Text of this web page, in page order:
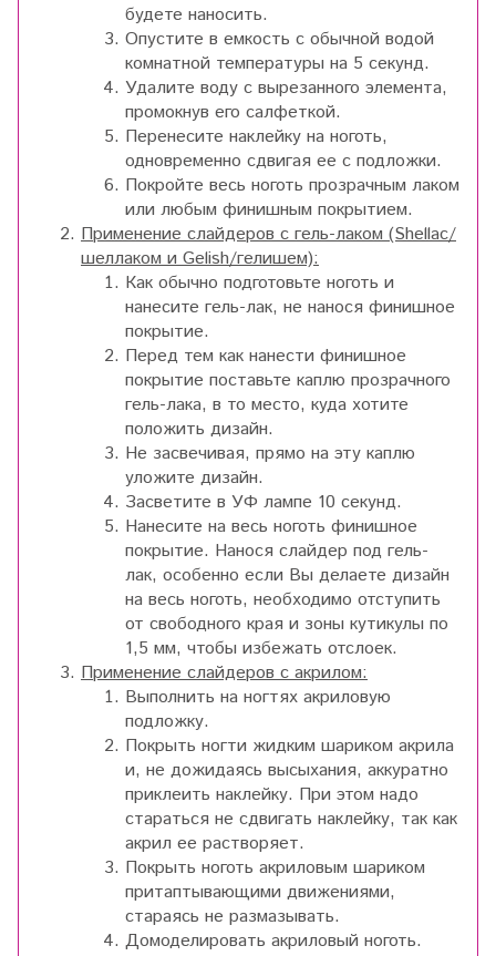
будете наносить.
Опустите в емкость с обычной водой
комнатной температуры на 5 секунд.
Удалите воду с вырезанного элемента,
промокнув его салфеткой.
Перенесите наклейку на ноготь,
одновременно сдвигая ее с подложки.
Покройте весь ноготь прозрачным лаком
или любым финишным покрытием.
Применение слайдеров с гель-лаком (Shellac/
шеллаком и Gelish/гелишем):
Как обычно подготовьте ноготь и
нанесите гель-лак, не нанося финишное
покрытие.
Перед тем как нанести финишное
покрытие поставьте каплю прозрачного
гель-лака, в то место, куда хотите
положить дизайн.
Не засвечивая, прямо на эту каплю
уложите дизайн.
Засветите в УФ лампе 10 секунд.
Нанесите на весь ноготь финишное
покрытие. Нанося слайдер под гель-
лак, особенно если Вы делаете дизайн
на весь ноготь, необходимо отступить
от свободного края и зоны кутикулы по
1,5 мм, чтобы избежать отслоек.
Применение слайдеров с акрилом:
Выполнить на ногтях акриловую
подложку.
Покрыть ногти жидким шариком акрила
и, не дожидаясь высыхания, аккуратно
приклеить наклейку. При этом надо
стараться не сдвигать наклейку, так как
акрил ее растворяет.
Покрыть ноготь акриловым шариком
притаптывающими движениями,
стараясь не размазывать.
Домоделировать акриловый ноготь.